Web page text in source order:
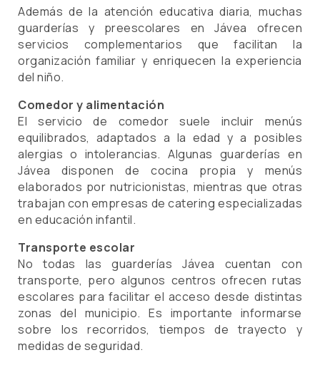
Además de la atención educativa diaria, muchas
guarderías y preescolares en Jávea ofrecen
servicios complementarios que facilitan la
organización familiar y enriquecen la experiencia
del niño.
Comedor y alimentación
El servicio de comedor suele incluir menús
equilibrados, adaptados a la edad y a posibles
alergias o intolerancias. Algunas guarderías en
Jávea disponen de cocina propia y menús
elaborados por nutricionistas, mientras que otras
trabajan con empresas de catering especializadas
en educación infantil.
Transporte escolar
No todas las guarderías Jávea cuentan con
transporte, pero algunos centros ofrecen rutas
escolares para facilitar el acceso desde distintas
zonas del municipio. Es importante informarse
sobre los recorridos, tiempos de trayecto y
medidas de seguridad.